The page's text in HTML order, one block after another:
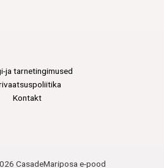
ja tarnetingimused
Kontakt
CasadeMariposa e-pood